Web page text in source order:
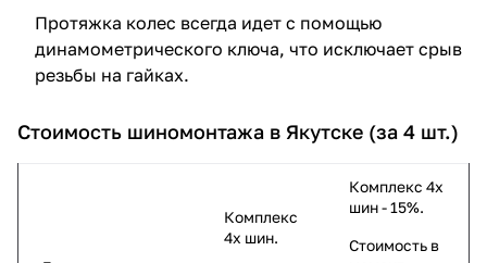
Протяжка колес всегда идет с помощью
динамометрического ключа, что исключает срыв
резьбы на гайках.
Стоимость шиномонтажа в Якутске (за 4 шт.)
Комплекс
4х шин.
Комплекс 4х
шин - 15%.
Стоимость в